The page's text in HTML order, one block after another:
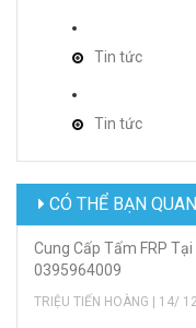
Tin tức
Tin tức
CÓ THỂ BẠN
Cung Cấp Tấm FRP
0395964009
TRIỆU TIẾN HOÀNG | 14/